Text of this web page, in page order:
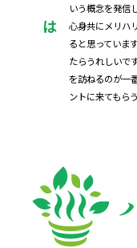
は
いう概念を発信
心身共にメリハ
ると思っていま
たらうれしいで
を訪ねるのが一
ントに来てもら